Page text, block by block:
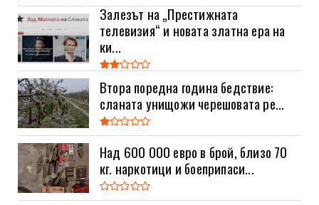
Залезът на „Престижната
телевизия“ и новата златна ера на
ки...
Втора поредна година бедствие:
сланата унищожи черешовата ре...
Над 600 000 евро в брой, близо 70
кг. наркотици и боеприпаси...